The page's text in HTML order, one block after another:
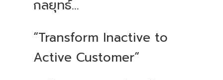
กลยุทธ์...
“Transform Inactive to
Active Customer”